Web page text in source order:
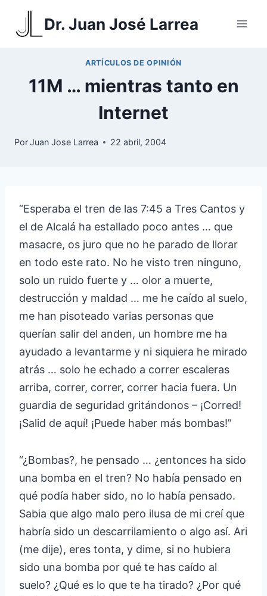
Saltar
Dr. Juan José Larrea
ARTÍCULOS DE OPINIÓN
11M … mientras tanto en
Internet
PorJuan Jose Larrea 22 abril, 2004
“Esperaba el tren de las 7:45 a Tres Cantos y
el de Alcalá ha estallado poco antes … que
masacre, os juro que no he parado de llorar
en todo este rato. No he visto tren ninguno,
solo un ruido fuerte y … olor a muerte,
destrucción y maldad … me he caído al suelo,
me han pisoteado varias personas que
querían salir del anden, un hombre me ha
ayudado a levantarme y ni siquiera he mirado
atrás … solo he echado a correr escaleras
arriba, correr, correr, correr hacia fuera. Un
guardia de seguridad gritándonos – ¡Corred!
¡Salid de aquí! ¡Puede haber más bombas!”
“¿Bombas?, he pensado … ¿entonces ha sido
una bomba en el tren? No había pensado en
qué podía haber sido, no lo había pensado.
Sabia que algo malo pero ilusa de mi creí que
habría sido un descarrilamiento o algo así. Ari
(me dije), eres tonta, y dime, si no hubiera
sido una bomba por qué te has caído al
suelo? ¿Qué es lo que te ha tirado? ¿Por qué